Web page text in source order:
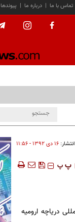
پیوندها | درباره ما | تماس با ما
۱۶ دی ۱۳۹۲ - ۱۱:۵۶
‍‍‍ پ پ
دریاچه ارومیه